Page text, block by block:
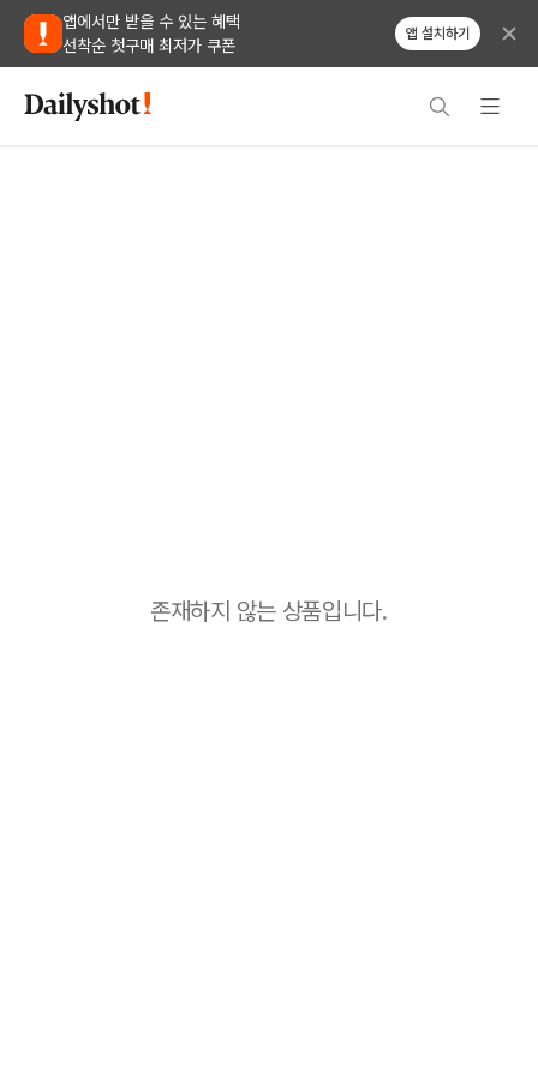
앱에서만 받을 수 있는 혜택
선착순 첫구매 최저가 쿠폰
앱 설치하기
존재하지 않는 상품입니다.